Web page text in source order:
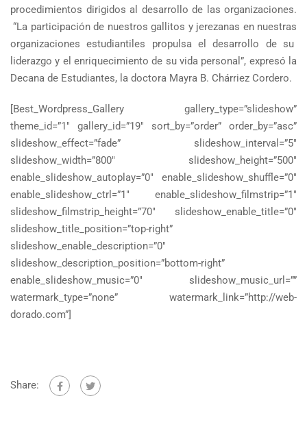
procedimientos dirigidos al desarrollo de las organizaciones.
“La participación de nuestros gallitos y jerezanas en nuestras
organizaciones estudiantiles propulsa el desarrollo de su
liderazgo y el enriquecimiento de su vida personal”, expresó la
Decana de Estudiantes, la doctora Mayra B. Chárriez Cordero.
[Best_Wordpress_Gallery gallery_type=”slideshow”
theme_id=”1″ gallery_id=”19″ sort_by=”order” order_by=”asc”
slideshow_effect=”fade” slideshow_interval=”5″
slideshow_width=”800″ slideshow_height=”500″
enable_slideshow_autoplay=”0″ enable_slideshow_shuffle=”0″
enable_slideshow_ctrl=”1″ enable_slideshow_filmstrip=”1″
slideshow_filmstrip_height=”70″ slideshow_enable_title=”0″
slideshow_title_position=”top-right”
slideshow_enable_description=”0″
slideshow_description_position=”bottom-right”
enable_slideshow_music=”0″ slideshow_music_url=””
watermark_type=”none” watermark_link=”http://web-
dorado.com”]
Share: